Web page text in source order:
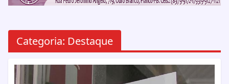
Categoria: Destaque